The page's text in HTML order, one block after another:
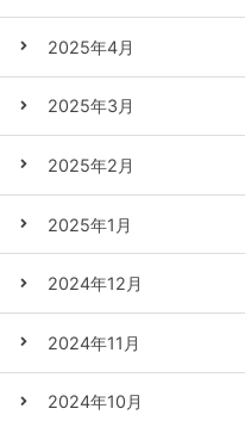
2025年4月
2025年3月
2025年2月
2025年1月
2024年12月
2024年11月
2024年10月